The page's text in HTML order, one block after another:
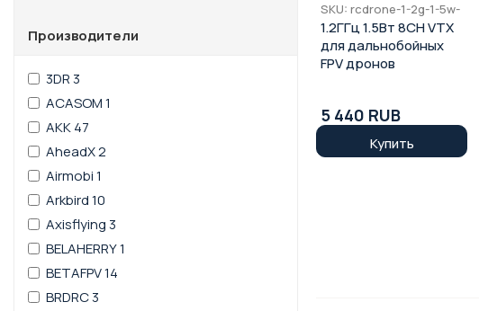
Производители
3DR3
ACASOM1
AKK47
AheadX2
Airmobi1
Arkbird10
Axisflying3
BELAHERRY1
BETAFPV14
BRDRC3
SKU: rcdrone-1-2g-1-5w-
1.2ГГц 1.5Вт 8CH VTX
для дальнобойных
FPV дронов
5 440 RUB
Купить